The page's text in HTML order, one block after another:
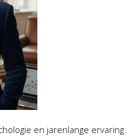
en jarenlange ervaring